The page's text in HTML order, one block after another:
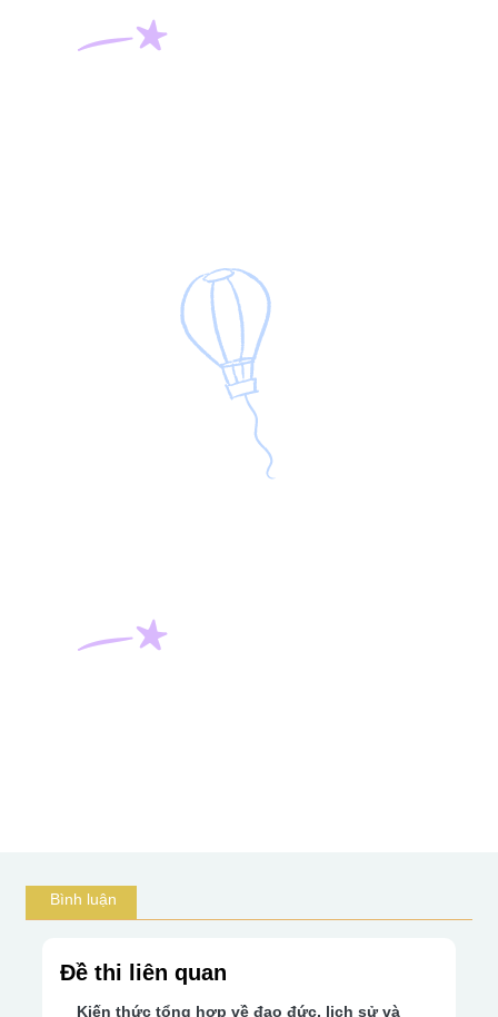
Bình luận
Đề thi liên quan
Kiến thức tổng hợp về đạo đức, lịch sử và